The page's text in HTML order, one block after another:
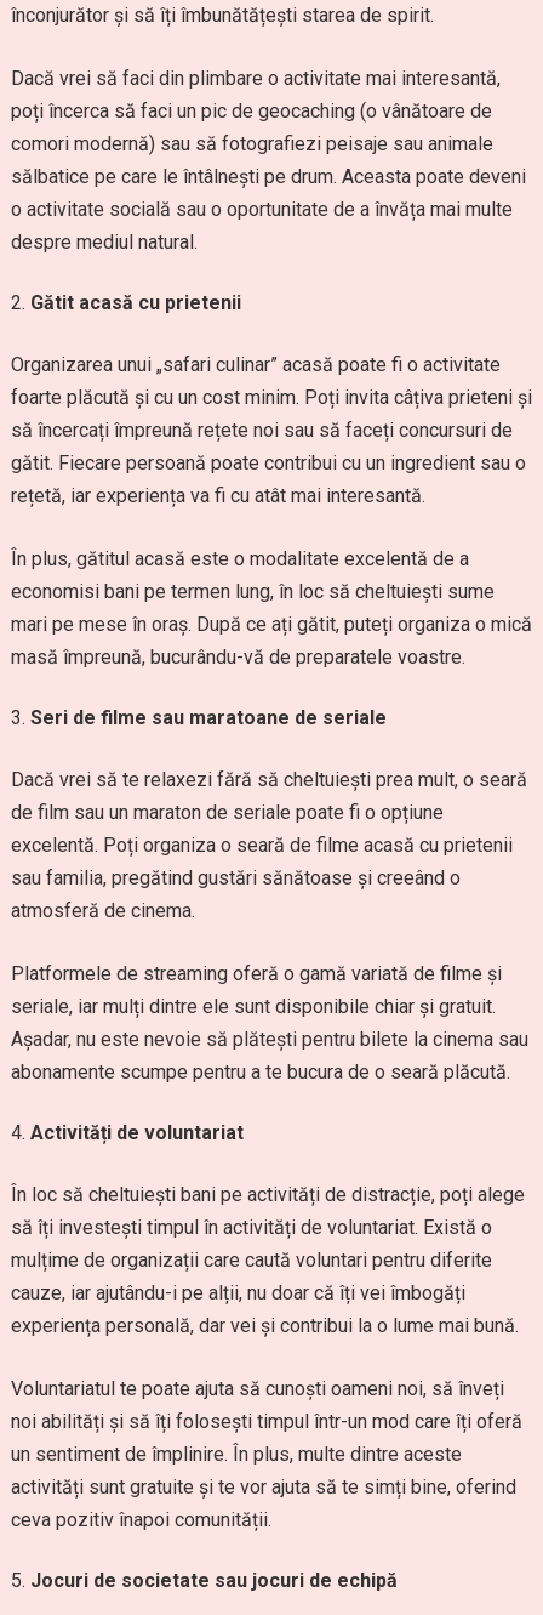
înconjurător și să îți îmbunătățești starea de spirit.
Dacă vrei să faci din plimbare o activitate mai interesantă,
poți încerca să faci un pic de geocaching (o vânătoare de
comori modernă) sau să fotografiezi peisaje sau animale
sălbatice pe care le întâlnești pe drum. Aceasta poate deveni
o activitate socială sau o oportunitate de a învăța mai multe
despre mediul natural.
Gătit acasă cu prietenii
Organizarea unui „safari culinar” acasă poate fi o activitate
foarte plăcută și cu un cost minim. Poți invita câțiva prieteni și
să încercați împreună rețete noi sau să faceți concursuri de
gătit. Fiecare persoană poate contribui cu un ingredient sau o
rețetă, iar experiența va fi cu atât mai interesantă.
În plus, gătitul acasă este o modalitate excelentă de a
economisi bani pe termen lung, în loc să cheltuiești sume
mari pe mese în oraș. După ce ați gătit, puteți organiza o mică
masă împreună, bucurându-vă de preparatele voastre.
Seri de filme sau maratoane de seriale
Dacă vrei să te relaxezi fără să cheltuiești prea mult, o seară
de film sau un maraton de seriale poate fi o opțiune
excelentă. Poți organiza o seară de filme acasă cu prietenii
sau familia, pregătind gustări sănătoase și creeând o
atmosferă de cinema.
Platformele de streaming oferă o gamă variată de filme și
seriale, iar mulți dintre ele sunt disponibile chiar și gratuit.
Așadar, nu este nevoie să plătești pentru bilete la cinema sau
abonamente scumpe pentru a te bucura de o seară plăcută.
Activități de voluntariat
În loc să cheltuiești bani pe activități de distracție, poți alege
să îți investești timpul în activități de voluntariat. Există o
mulțime de organizații care caută voluntari pentru diferite
cauze, iar ajutându-i pe alții, nu doar că îți vei îmbogăți
experiența personală, dar vei și contribui la o lume mai bună.
Voluntariatul te poate ajuta să cunoști oameni noi, să înveți
noi abilități și să îți folosești timpul într-un mod care îți oferă
un sentiment de împlinire. În plus, multe dintre aceste
activități sunt gratuite și te vor ajuta să te simți bine, oferind
ceva pozitiv înapoi comunității.
Jocuri de societate sau jocuri de echipă